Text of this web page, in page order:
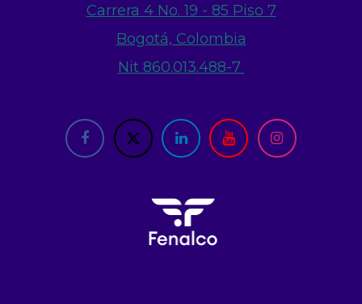
Carrera 4 No. 19 - 85 Piso 7
Bogotá, Colombia
Nit 860.013.488-7